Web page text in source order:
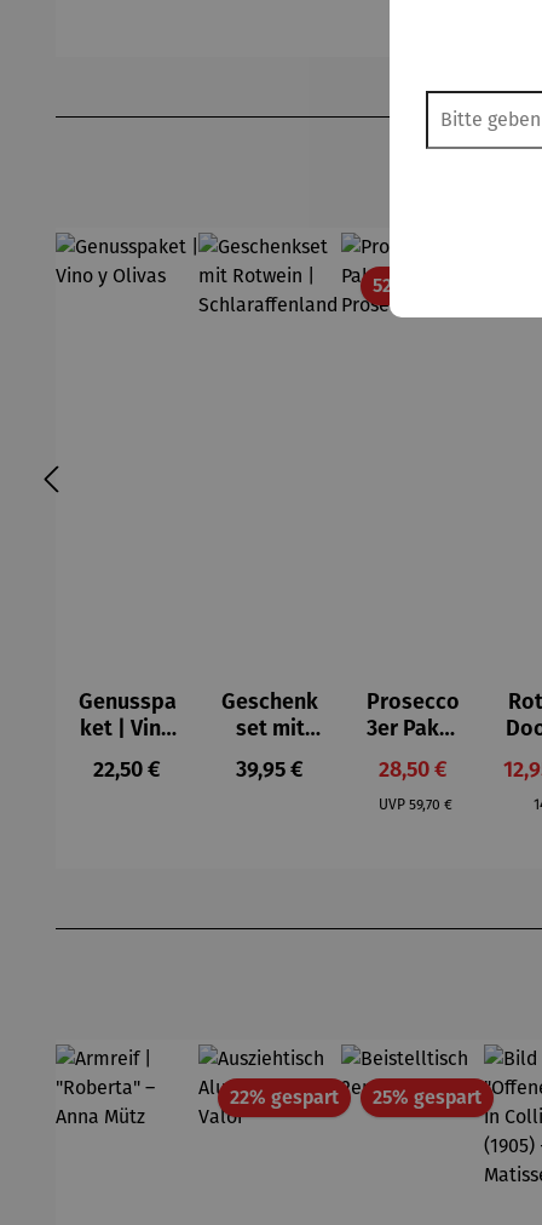
Genusspa
ket | Vino
y Olivas
Regulärer Preis:
22,50 €
Geschenk
set mit
Rotwein |
Schlaraffe
Regulärer Preis:
39,95 €
52% gespart
Prosecco
3er Paket
| Bio
Prosecco
DOC
Verkaufspreis:
28,50 €
UVP Regulärer Preis:
59,70 €
22% gespartRabatt25% gespartRabatt